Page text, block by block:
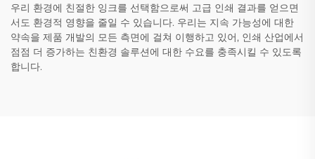
우리 환경에 친절한 잉크를 선택함으로써 고급 인쇄 결과를 얻으면
서도 환경적 영향을 줄일 수 있습니다. 우리는 지속 가능성에 대한
약속을 제품 개발의 모든 측면에 걸쳐 이행하고 있어, 인쇄 산업에서
점점 더 증가하는 친환경 솔루션에 대한 수요를 충족시킬 수 있도록
합니다.